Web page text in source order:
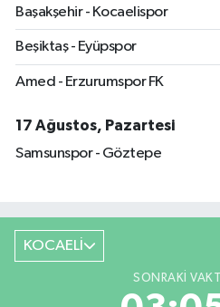
Başakşehir - Kocaelispor
Beşiktaş - Eyüpspor
Amed - Erzurumspor FK
17 Ağustos, Pazartesi
Samsunspor - Göztepe
KOCAELİ
SONRAKI